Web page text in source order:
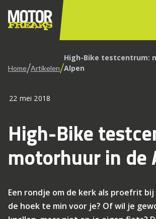
Home/Artikelen/High-Bike testcentrum:
Alpen
22 mei 2018
High-Bike
motorhuur in de
Een rondje om de kerk als proefrit bij
de hoek te min voor je? Of wil je